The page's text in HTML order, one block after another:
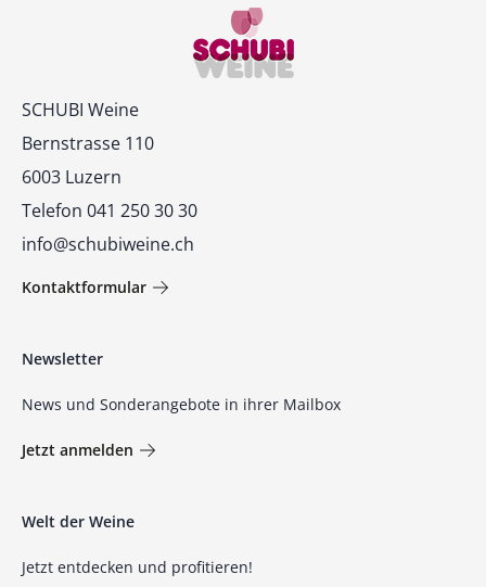
Kontakt
SCHUBI Weine
Bernstrasse 110
6003 Luzern
Telefon 041 250 30 30
info@schubiweine.ch
Kontaktformular
Newsletter
News und Sonderangebote in ihrer Mailbox
Jetzt anmelden
Welt der Weine
Jetzt entdecken und profitieren!